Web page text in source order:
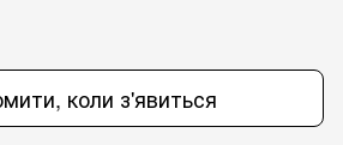
коли з'явиться